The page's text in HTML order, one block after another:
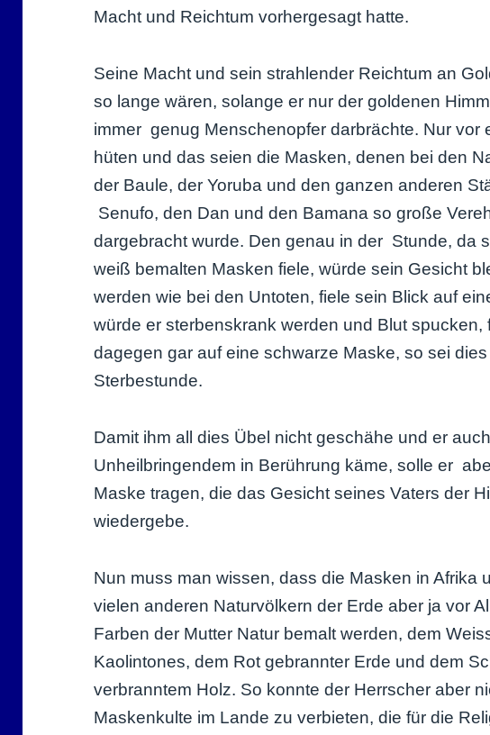
Macht und Reichtum vorhergesagt hatte.
Seine Macht und sein strahlender Reichtum an
so lange wären, solange er nur der goldenen
immer genug Menschenopfer darbrächte. Nur vor
hüten und das seien die Masken, denen bei den
der Baule, der Yoruba und den ganzen anderen
Senufo, den Dan und den Bamana so große
dargebracht wurde. Den genau in der Stunde, da
weiß bemalten Masken fiele, würde sein Gesicht
werden wie bei den Untoten, fiele sein Blick auf
würde er sterbenskrank werden und Blut spucken,
dagegen gar auf eine schwarze Maske, so sei
Sterbestunde.
Damit ihm all dies Übel nicht geschähe und er
Unheilbringendem in Berührung käme, solle er
Maske tragen, die das Gesicht seines Vaters der
wiedergebe.
Nun muss man wissen, dass die Masken in Afrika
vielen anderen Naturvölkern der Erde aber ja vor
Farben der Mutter Natur bemalt werden, dem
Kaolintones, dem Rot gebrannter Erde und dem
verbranntem Holz. So konnte der Herrscher aber
Maskenkulte im Lande zu verbieten, die für die